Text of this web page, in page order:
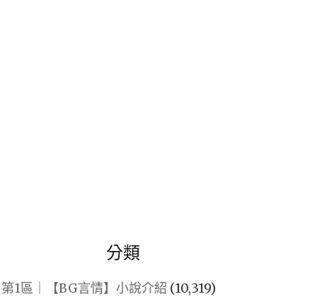
分類
第1區｜【BG言情】小說介紹 (10,319)